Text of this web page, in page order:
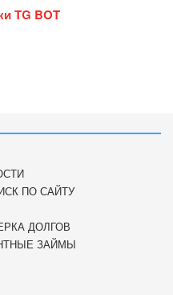
TG BOT
ПО САЙТУ
ДОЛГОВ
ЗАЙМЫ